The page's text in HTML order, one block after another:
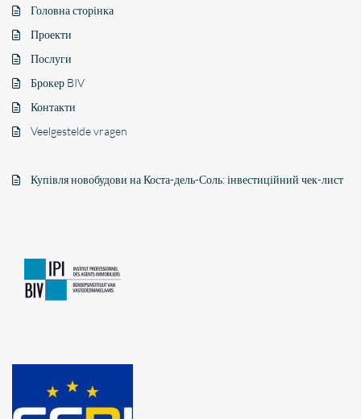
Головна сторінка
Проекти
Послуги
Брокер BIV
Контакти
Veelgestelde vragen
Купівля новобудови на Коста-дель-Соль: інвестиційний чек-лист